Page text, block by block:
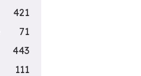
421
71
443
111